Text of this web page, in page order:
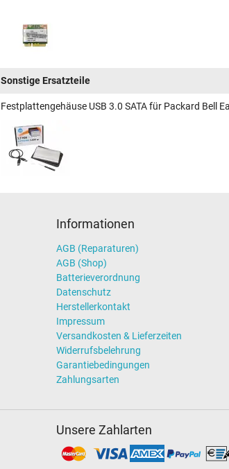
Sonstige Ersatzteile
Festplattengehäuse USB 3.0 SATA für Packard Bell
Informationen
AGB (Reparaturen)
AGB (Shop)
Batterieverordnung
Datenschutz
Herstellerkontakt
Impressum
Versandkosten & Lieferzeiten
Widerrufsbelehrung
Garantiebedingungen
Zahlungsarten
Unsere Zahlarten